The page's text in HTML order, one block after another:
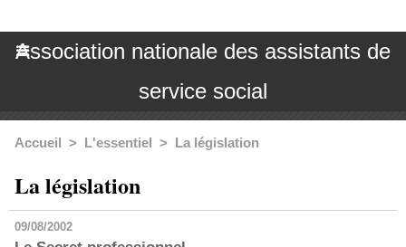
Association nationale des assistants de
service social
Accueil > L'essentiel > La législation
La législation
09/08/2002